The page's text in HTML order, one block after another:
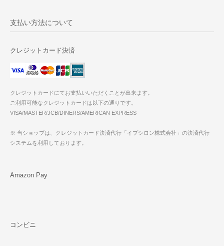
支払い方法について
クレジットカード決済
クレジットカードにてお支払いいただくことが出来ます。
ご利用可能なクレジットカードは以下の通りです。
VISA/MASTER/JCB/DINERS/AMERICAN EXPRESS
※ 当ショップは、クレジットカード決済代行「イプシロン株式会社」の決済代行
システムを利用しております。
Amazon Pay
コンビニ